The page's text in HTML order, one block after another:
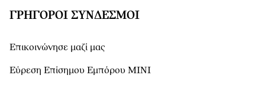
ΓΡΉΓΟΡΟΙ ΣΎΝΔΕΣΜΟΙ
Επικοινώνησε μαζί μας
Εύρεση Επίσημου Εμπόρου ΜΙΝΙ